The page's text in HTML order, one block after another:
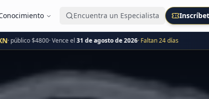
Encuentra un Especialista
público $4800· Vence el31 de agosto de 2026· Faltan24días